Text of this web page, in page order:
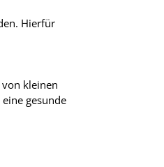
Hierfür
kleinen
gesunde